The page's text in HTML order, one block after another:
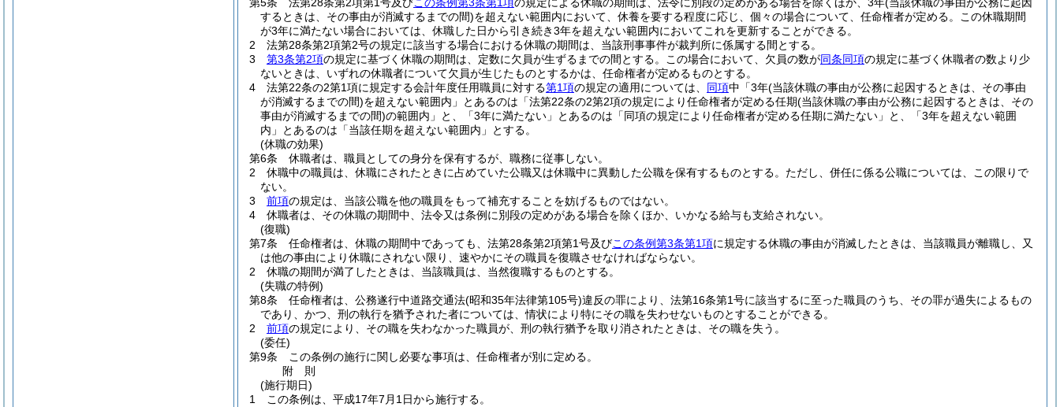
するときは、その事由が消滅するまでの間)を超えない範囲内において、休養を要する程度に応じ、個々の場合について、任命権者が定める。
この休職期間
が3年に満たない場合においては、休職した日から引き続き3年を超えない範囲内においてこれを更新することができる。
2
法第28条第2項第2号の規定に該当する場合における休職の期間は、当該刑事事件が裁判所に係属する間とする。
3
第3条第2項の規定に基づく休職の期間は、定数に欠員が生ずるまでの間とする。 この場合において、欠員の数が同条同項の規定に基づく休職者の数より少
ないときは、いずれの休職者について欠員が生じたものとするかは、任命権者が定めるものとする。
4
法第22条の2第1項に規定する会計年度任用職員に対する第1項の規定の適用については、 同項中「3年(当該休職の事由が公務に起因するときは、その事由
が消滅するまでの間)を超えない範囲内」とあるのは「法第22条の2第2項の規定により任命権者が定める任期(当該休職の事由が公務に起因するときは、その
事由が消滅するまでの間)の範囲内」と、「3年に満たない」とあるのは「同項の規定により任命権者が定める任期に満たない」と、「3年を超えない範囲
内」とあるのは「当該任期を超えない範囲内」とする。
(休職の効果)
第6条
休職者は、職員としての身分を保有するが、職務に従事しない。
2
休職中の職員は、休職にされたときに占めていた公職又は休職中に異動した公職を保有するものとする。 ただし、併任に係る公職については、この限りで
ない。
3
前項の規定は、当該公職を他の職員をもって補充することを妨げるものではない。
4
休職者は、その休職の期間中、法令又は条例に別段の定めがある場合を除くほか、いかなる給与も支給されない。
(復職)
第7条
任命権者は、休職の期間中であっても、法第28条第2項第1号及びこの条例第3条第1項に規定する休職の事由が消滅したときは、当該職員が離職し、又
は他の事由により休職にされない限り、速やかにその職員を復職させなければならない。
2
休職の期間が満了したときは、当該職員は、当然復職するものとする。
(失職の特例)
第8条
任命権者は、公務遂行中道路交通法(昭和35年法律第105号)違反の罪により、法第16条第1号に該当するに至った職員のうち、その罪が過失によるもの
であり、かつ、刑の執行を猶予された者については、情状により特にその職を失わせないものとすることができる。
2
前項の規定により、その職を失わなかった職員が、刑の執行猶予を取り消されたときは、その職を失う。
(委任)
第9条
この条例の施行に関し必要な事項は、任命権者が別に定める。
附 則
(施行期日)
1
この条例は、平成17年7月1日から施行する。